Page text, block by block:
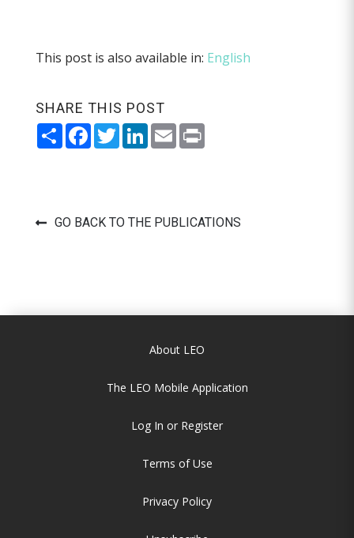
This post is also available in: English
SHARE THIS POST
ShareFacebook
TwitterLinkedIn
EmailPrint
GO BACK TO THE PUBLICATIONS
About LEO
The LEO Mobile Application
Log In or Register
Terms of Use
Privacy Policy